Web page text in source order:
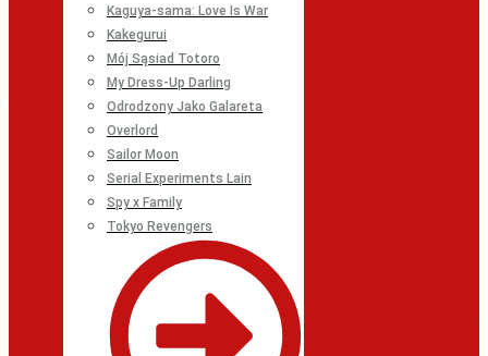
Kaguya-sama: Love Is War
Kakegurui
Mój Sąsiad Totoro
My Dress-Up Darling
Odrodzony Jako Galareta
Overlord
Sailor Moon
Serial Experiments Lain
Spy x Family
Tokyo Revengers